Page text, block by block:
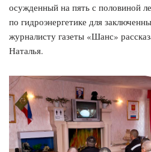
осужденный на пять с половиной
по гидроэнергетике для
журналисту газеты «Шанс»
Наталья.